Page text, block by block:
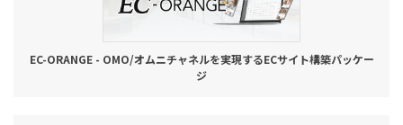
EC-ORANGE - OMO/オムニチャネルを実現するECサイト構築パッケー
ジ